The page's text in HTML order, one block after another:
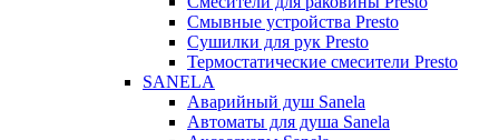
Смывные устройства Presto
Сушилки для рук Presto
Термостатические смесители Presto
SANELA
Аварийный душ Sanela
Автоматы для душа Sanela